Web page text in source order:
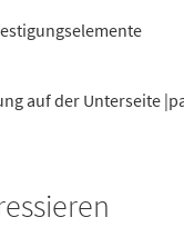
auf der Unterseite